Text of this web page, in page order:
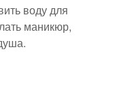
воду для
маникюр,